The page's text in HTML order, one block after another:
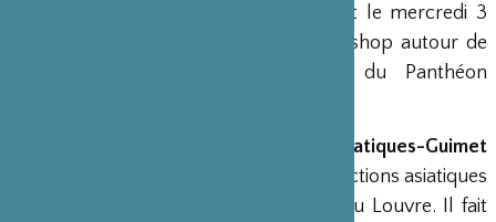
Le musée Guimet organise également le mercredi 3
octobre une journée d’étude et workshop autour de
cette reconstruction aux galeries du Panthéon
Le Musée national des arts asiatiques-Guimet
conserve, depuis 1945, toutes les collections asiatiques
que possédait auparavant le Musée du Louvre. Il fait